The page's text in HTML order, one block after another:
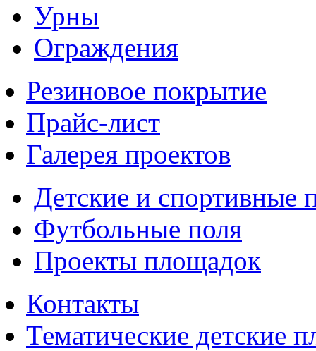
Урны
Ограждения
Резиновое покрытие
Прайс-лист
Галерея проектов
Детские и спортивные
Футбольные поля
Проекты площадок
Контакты
Тематические детские